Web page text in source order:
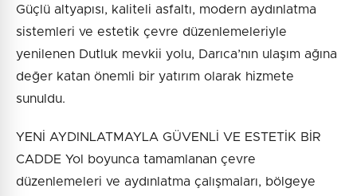
Güçlü altyapısı, kaliteli asfaltı, modern aydınlatma
sistemleri ve estetik çevre düzenlemeleriyle
yenilenen Dutluk mevkii yolu, Darıca’nın ulaşım ağına
değer katan önemli bir yatırım olarak hizmete
sunuldu.
YENİ AYDINLATMAYLA GÜVENLİ VE ESTETİK BİR
CADDE Yol boyunca tamamlanan çevre
düzenlemeleri ve aydınlatma çalışmaları, bölgeye